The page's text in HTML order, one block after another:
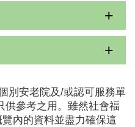
別安老院及/或認可服務單
供參考之用。雖然社會福
內的資料並盡力確保這